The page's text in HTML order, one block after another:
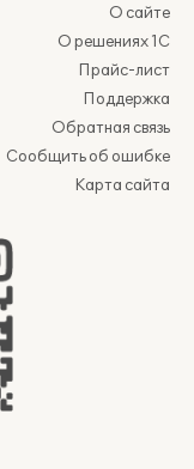
О сайте
О решениях 1С
Прайс-лист
Поддержка
Обратная связь
Сообщить об ошибке
Карта сайта